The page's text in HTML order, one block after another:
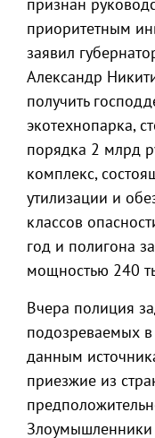
приоритетным
заявил
Александр
получить
экотехнопарка,
порядка 2 млрд
комплекс,
утилизации и
классов
год и полигона
мощностью 240
Вчера полиция
подозреваемых
данным
приезжие из
Злоумышленники